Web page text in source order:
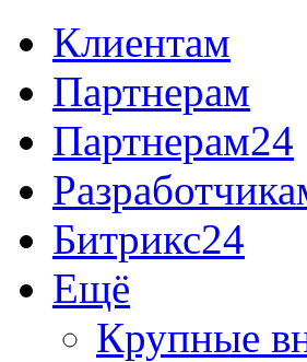
Клиентам
Партнерам
Партнерам24
Битрикс24
Ещё
Крупные